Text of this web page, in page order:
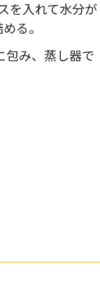
を入れて水分が
る。
包み、蒸し器で